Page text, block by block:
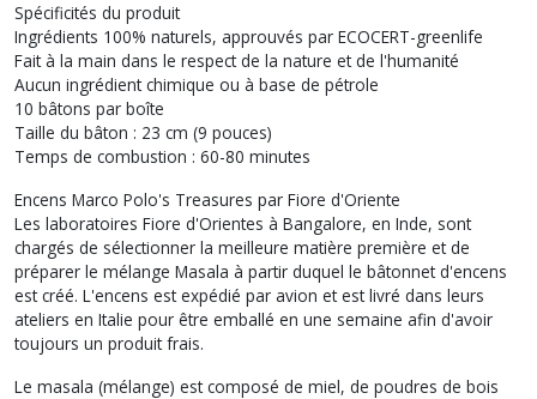
Spécificités du produit
Ingrédients 100% naturels, approuvés par ECOCERT-greenlife
Fait à la main dans le respect de la nature et de l'humanité
Aucun ingrédient chimique ou à base de pétrole
10 bâtons par boîte
Taille du bâton : 23 cm (9 pouces)
Temps de combustion : 60-80 minutes
Encens Marco Polo's Treasures par Fiore d'Oriente
Les laboratoires Fiore d'Orientes à Bangalore, en Inde, sont
chargés de sélectionner la meilleure matière première et de
préparer le mélange Masala à partir duquel le bâtonnet d'encens
est créé. L'encens est expédié par avion et est livré dans leurs
ateliers en Italie pour être emballé en une semaine afin d'avoir
toujours un produit frais.
Le masala (mélange) est composé de miel, de poudres de bois